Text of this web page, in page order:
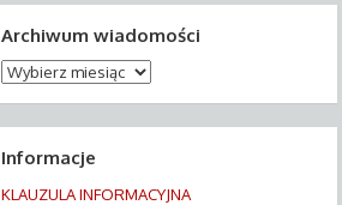
Archiwum wiadomości
Archiwum
Informacje
KLAUZULA INFORMACYJNA